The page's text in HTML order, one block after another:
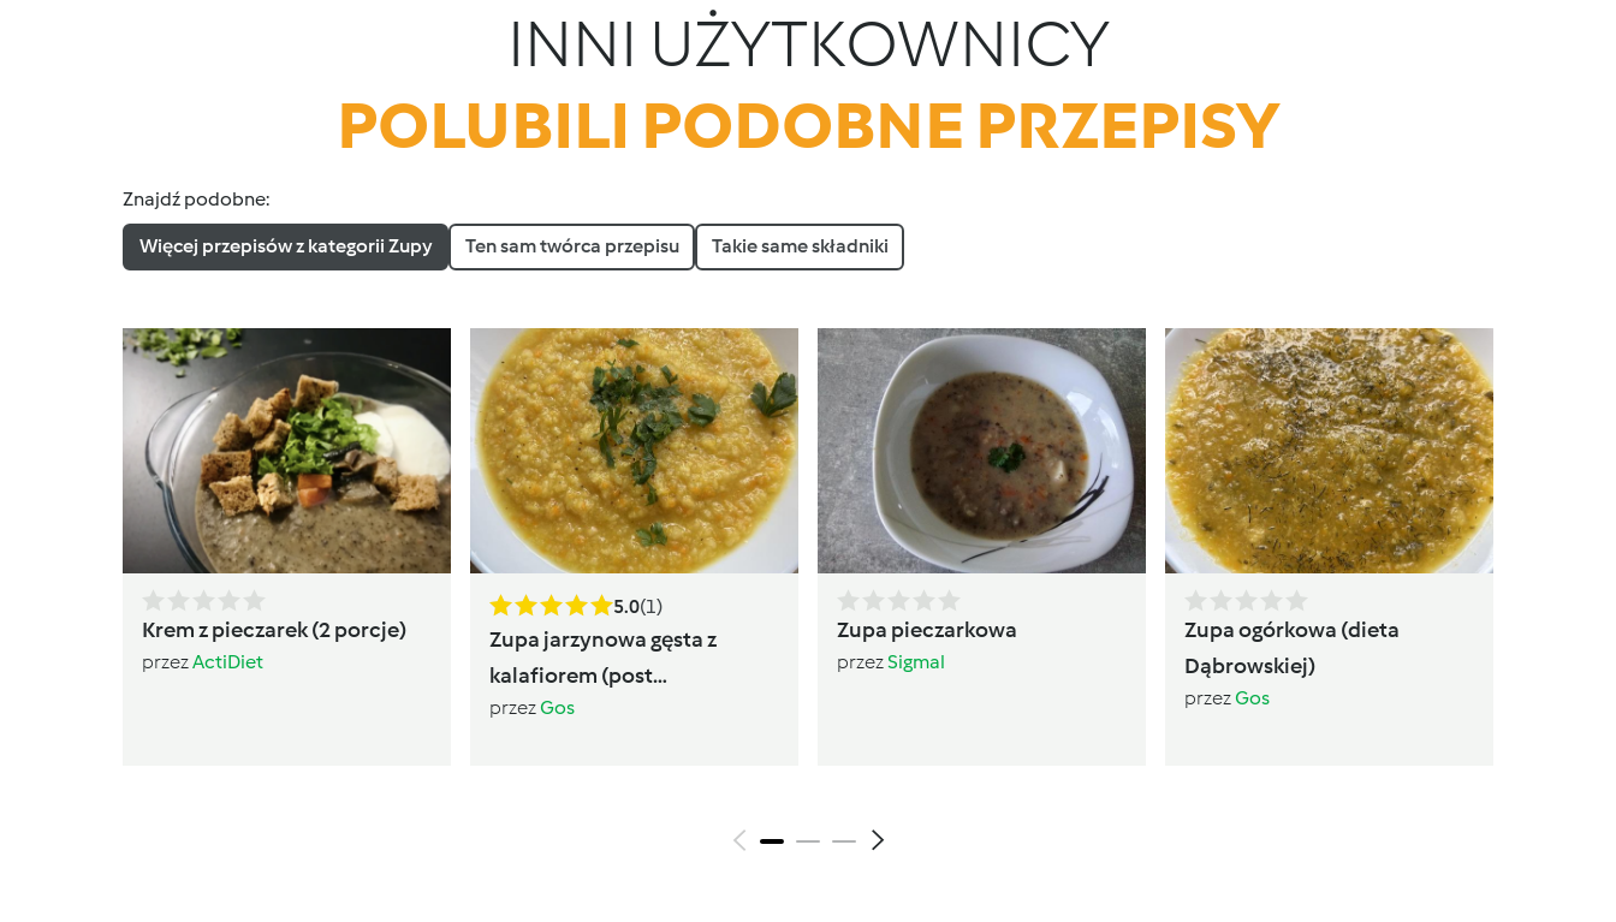
INNI UŻYTKOWNICY
POLUBILI PODOBNE PRZEPISY
Znajdź podobne:
Więcej przepisów z kategorii Zupy Ten sam twórca przepisu Takie same składniki
Krem z pieczarek (2 porcje)
przezActiDiet
5.0(1)
Zupa jarzynowa gęsta z
kalafiorem (post
Dąbrowskiej)
przezGos
Zupa pieczarkowa
przezSigmal
Zupa ogórkowa (dieta
Dąbrowskiej)
przezGos